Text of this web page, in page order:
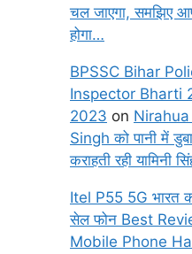
चल जाएगा, समझिए
होगा…
BPSSC Bihar
Inspector Bharti
2023 on Nirahua
Singh को पानी में
कराहती रही यामिनी
Itel P55 5G भारत
सेल फोन Best
Mobile Phone